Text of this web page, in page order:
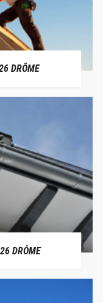
DRÔME
DRÔME